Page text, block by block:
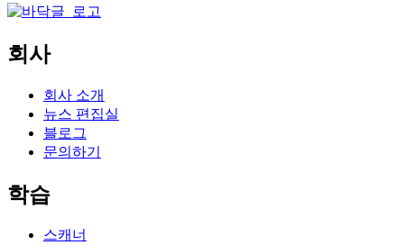
회사
회사 소개
뉴스 편집실
블로그
문의하기
학습
스캐너